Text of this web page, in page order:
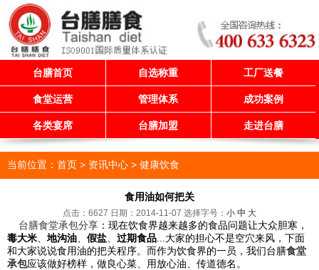
台膳首页 自选称重 工厂送餐
食堂运营 管理体系 成功案例
各类宴席 台膳加盟 走进台膳
当前位置： 首页 > 资讯中心 > 健康饮食
食用油如何把关
点击：6627 日期：2014-11-07 选择字号： 小 中 大
台膳食堂承包分享 ：现在饮食界越来越多的食品问题让大众胆寒，
毒大米
地沟油 假盐 过期食品 ...大家的担心不是空穴来风，下面
和大家说说食用油的把关程序。而作为饮食界的一员，我们台膳食堂
承包应该做好榜样，做良心菜、用放心油、传道德名。